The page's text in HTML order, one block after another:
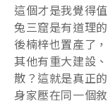
這個才是我覺得
兔三窟是有道理
後楠梓也置產了
其他有重大建設
散？這就是真正
身家壓在同一個